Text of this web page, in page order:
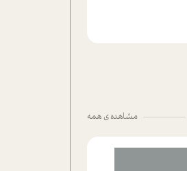
مشاهده ی همه